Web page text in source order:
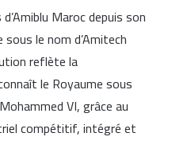
Maroc depuis son
le nom d’Amitech
reflète la
le Royaume sous
VI, grâce au
compétitif, intégré et